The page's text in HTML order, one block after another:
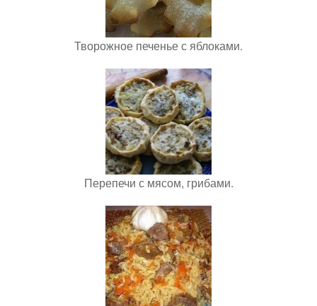
Творожное печенье с яблоками.
Перепечи с мясом, грибами.